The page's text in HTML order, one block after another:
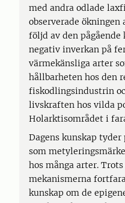
med andra odlade
observerade
följd av den
negativ inverkan på
värmekänsliga arter
hållbarheten hos den
fiskodlingsindustrin
livskraften hos vilda
Holarktisområdet i
Dagens kunskap
som
hos många arter.
mekanismerna
kunskap om de